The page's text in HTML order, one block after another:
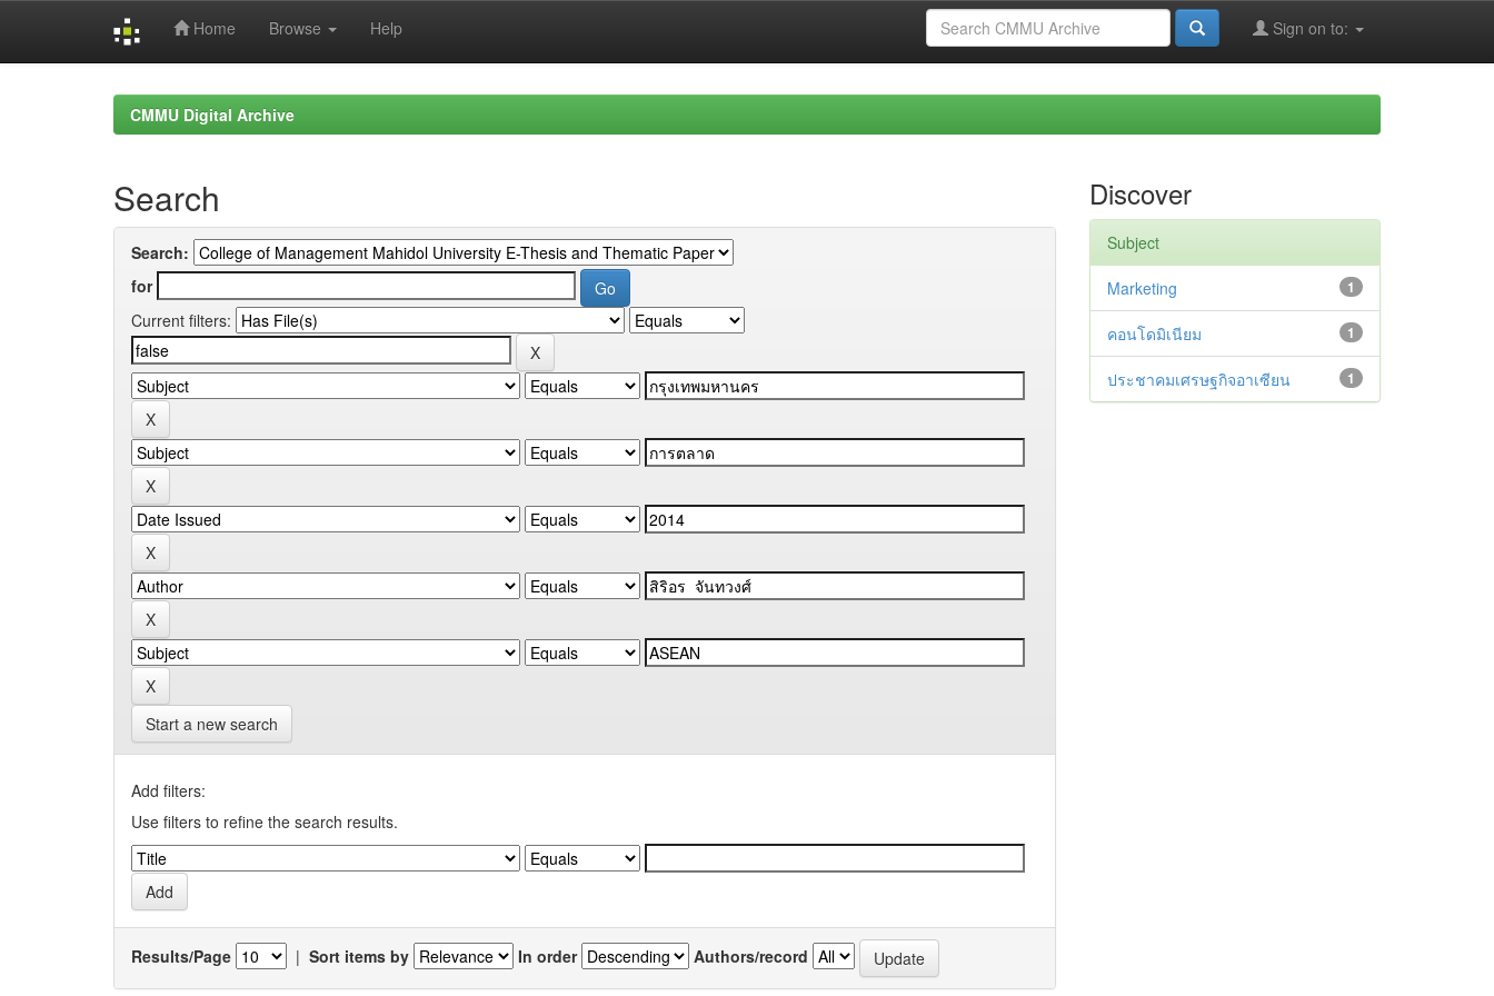
Home Browse Help Sign on to:
CMMU Digital Archive
Search
Search:
for
Current filters:
Start a new search
Add filters:
Use filters to refine the search results.
Results/Page | Sort items by In order Authors/record
Discover
Subject
1
Marketing
1
คอนโดมิเนียม
1
ประชาคมเศรษฐกิจอาเซียน